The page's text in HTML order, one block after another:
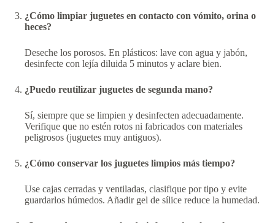
¿Cómo limpiar juguetes en contacto con vómito, orina o
heces?
Deseche los porosos. En plásticos: lave con agua y jabón,
desinfecte con lejía diluida 5 minutos y aclare bien.
¿Puedo reutilizar juguetes de segunda mano?
Sí, siempre que se limpien y desinfecten adecuadamente.
Verifique que no estén rotos ni fabricados con materiales
peligrosos (juguetes muy antiguos).
¿Cómo conservar los juguetes limpios más tiempo?
Use cajas cerradas y ventiladas, clasifique por tipo y evite
guardarlos húmedos. Añadir gel de sílice reduce la humedad.